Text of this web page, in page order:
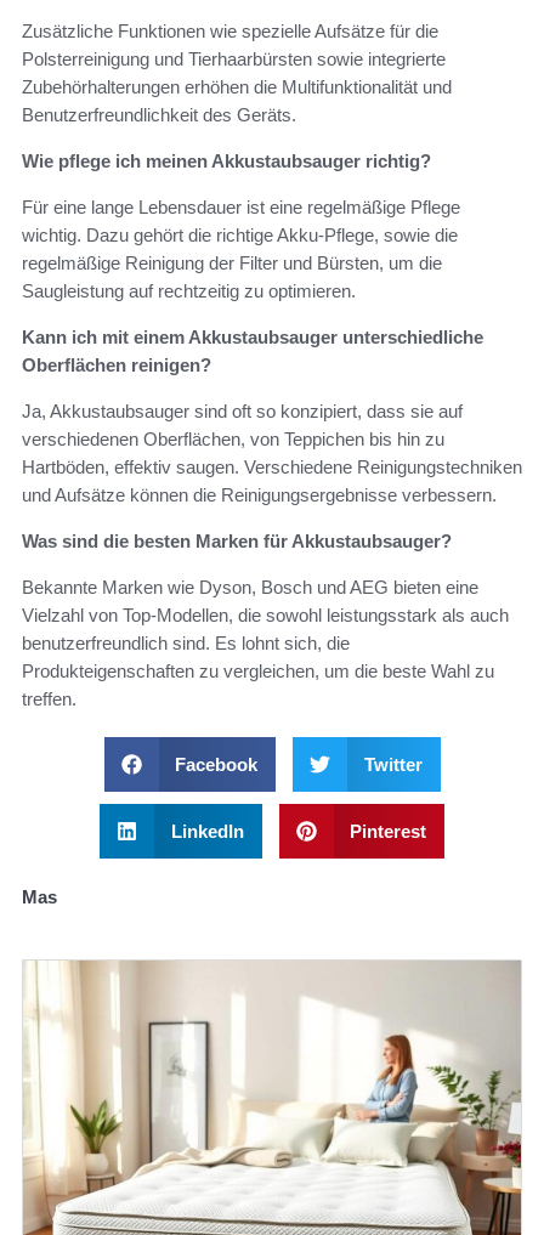
Zusätzliche Funktionen wie spezielle Aufsätze für die
Polsterreinigung und Tierhaarbürsten sowie integrierte
Zubehörhalterungen erhöhen die Multifunktionalität und
Benutzerfreundlichkeit des Geräts.
Wie pflege ich meinen Akkustaubsauger richtig?
Für eine lange Lebensdauer ist eine regelmäßige Pflege
wichtig. Dazu gehört die richtige Akku-Pflege, sowie die
regelmäßige Reinigung der Filter und Bürsten, um die
Saugleistung auf rechtzeitig zu optimieren.
Kann ich mit einem Akkustaubsauger unterschiedliche
Oberflächen reinigen?
Ja, Akkustaubsauger sind oft so konzipiert, dass sie auf
verschiedenen Oberflächen, von Teppichen bis hin zu
Hartböden, effektiv saugen. Verschiedene Reinigungstechniken
und Aufsätze können die Reinigungsergebnisse verbessern.
Was sind die besten Marken für Akkustaubsauger?
Bekannte Marken wie Dyson, Bosch und AEG bieten eine
Vielzahl von Top-Modellen, die sowohl leistungsstark als auch
benutzerfreundlich sind. Es lohnt sich, die
Produkteigenschaften zu vergleichen, um die beste Wahl zu
treffen.
Facebook Twitter
LinkedIn Pinterest
Mas